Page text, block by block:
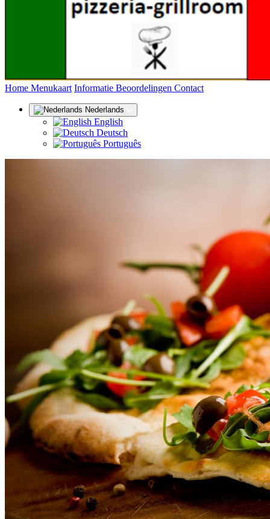
Home (huidige)
Menukaart Informatie Beoordelingen Contact
Nederlands
English
Deutsch
Português